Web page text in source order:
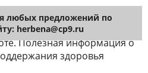
Полезная информация о
здоровья
любых предложений по
herbena@cp9.ru